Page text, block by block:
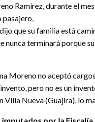
Ramírez, durante el
pasajero,
que su familia está
nunca terminará porque
Moreno no aceptó
pero no es un
Villa Nueva (Guajira), lo